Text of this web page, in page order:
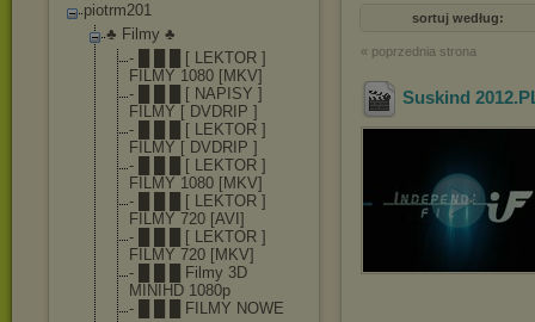
piotrm201
♣ Filmy ♣
- █ █ █ [ LEKTOR ]
FILMY 1080 [MKV]
- █ █ █ [ NAPISY ]
FILMY [ DVDRIP ]
- █ █ █ [ LEKTOR ]
FILMY [ DVDRIP ]
- █ █ █ [ LEKTOR ]
FILMY 1080 [MKV]
- █ █ █ [ LEKTOR ]
FILMY 720 [AVI]
- █ █ █ [ LEKTOR ]
FILMY 720 [MKV]
- █ █ █ Filmy 3D
MINIHD 1080p
- █ █ █ FILMY NOWE
sortuj według:
« poprzednia strona
Suskind